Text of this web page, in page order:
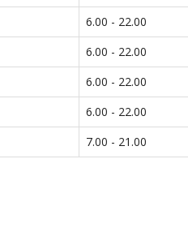
6.00 - 22.00
6.00 - 22.00
6.00 - 22.00
6.00 - 22.00
7.00 - 21.00